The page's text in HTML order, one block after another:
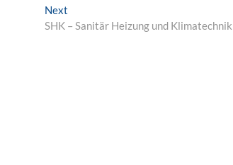
Next
e
SHK – Sanitär Heizung und Klimatechnik